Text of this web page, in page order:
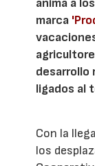
marca
desarrollo
ligados al
Con la
los